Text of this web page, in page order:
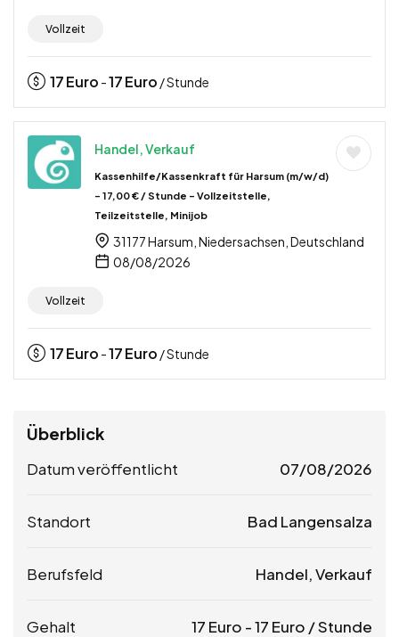
Vollzeit
17Euro -17Euro / Stunde
Handel, Verkauf
Kassenhilfe/Kassenkraft für Harsum (m/w/d)
– 17,00 € / Stunde – Vollzeitstelle,
Teilzeitstelle, Minijob
31177 Harsum, Niedersachsen, Deutschland
08/08/2026
Vollzeit
17Euro -17Euro / Stunde
Überblick
Datum veröffentlicht 07/08/2026
Standort Bad Langensalza
Berufsfeld Handel, Verkauf
Gehalt 17 Euro -17 Euro / Stunde